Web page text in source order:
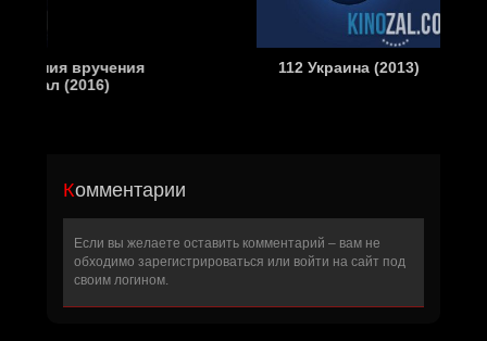
112 Украина (2013)
Комментарии
Если вы желаете оставить комментарий – вам не
обходимо зарегистрироваться или войти на сайт под
своим логином.